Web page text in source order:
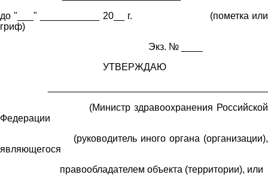
до "___" ___________ 20__ г. (пометка или
гриф)
Экз. № ____
УТВЕРЖДАЮ
(Министр здравоохранения Российской
Федерации
(руководитель иного органа (организации),
являющегося
правообладателем объекта (территории), или